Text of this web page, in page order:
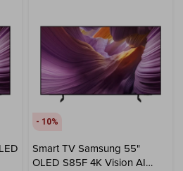
10
Smart TV Samsung 55"
OLED S85F 4K Vision AI